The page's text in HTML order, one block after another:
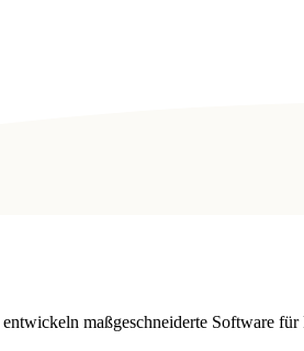
maßgeschneiderte Software